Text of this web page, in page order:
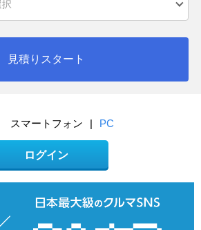
見積りスタート
スマートフォン | PC
ログイン